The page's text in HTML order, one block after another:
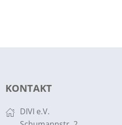
KONTAKT
DIVI e.V.